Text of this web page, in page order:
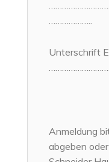
Unterschrift
Anmeldung
abgeben